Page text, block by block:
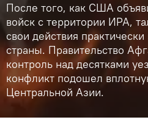
После того, как США
войск с территории ИРА,
свои действия
страны. Правительство
контроль над десятками
конфликт подошел
Центральной Азии.